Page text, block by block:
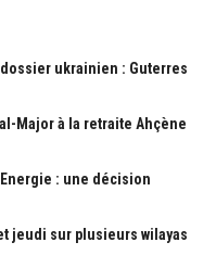
ukrainien : Guterres
Major à la retraite Ahçène
: une décision
jeudi sur plusieurs wilayas